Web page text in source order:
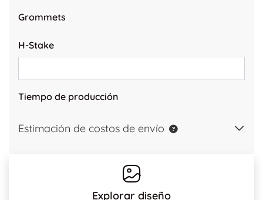
Grommets
H-Stake
Tiempo de producción
Estimación de costos de envío
Explorar diseño